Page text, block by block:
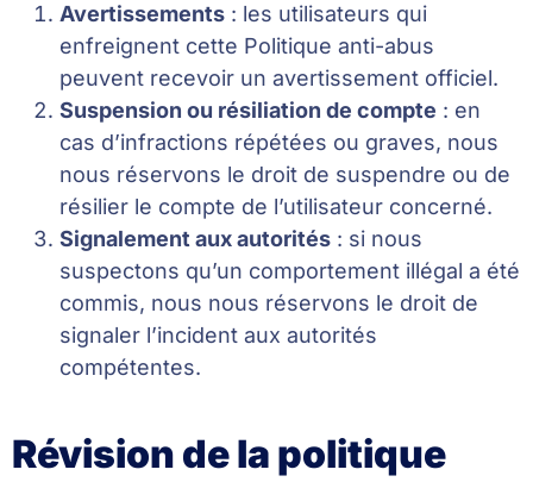
Avertissements : les utilisateurs qui
enfreignent cette Politique anti-abus
peuvent recevoir un avertissement officiel.
Suspension ou résiliation de compte : en
cas d’infractions répétées ou graves, nous
nous réservons le droit de suspendre ou de
résilier le compte de l’utilisateur concerné.
Signalement aux autorités : si nous
suspectons qu’un comportement illégal a été
commis, nous nous réservons le droit de
signaler l’incident aux autorités
compétentes.
Révision de la politique